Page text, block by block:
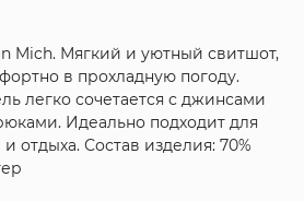
Mich. Мягкий и уютный свитшот,
в прохладную погоду.
легко сочетается с джинсами
Идеально подходит для
отдыха. Состав изделия: 70%